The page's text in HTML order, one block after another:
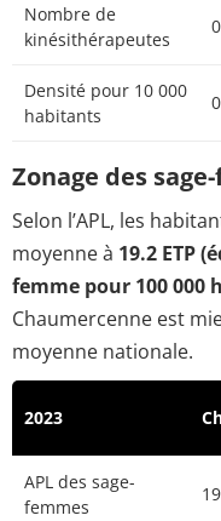
Nombre de
kinésithérapeutes
0
Densité pour 10 000
habitants
Zonage des
Selon l’APL, les
moyenne à 19.2 ETP
femme pour 100 000
Chaumercenne est
moyenne nationale.
2023
APL des sage-
femmes